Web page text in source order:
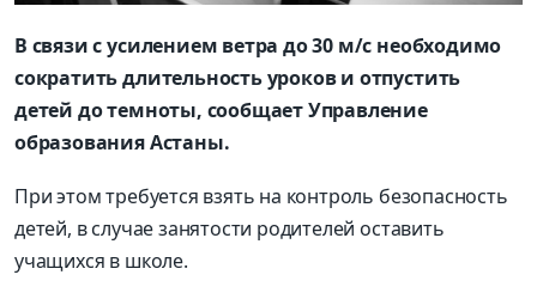
В связи с усилением ветра до 30 м/с необходимо
сократить длительность уроков и отпустить
детей до темноты, сообщает Управление
образования Астаны.
При этом требуется взять на контроль безопасность
детей, в случае занятости родителей оставить
учащихся в школе.